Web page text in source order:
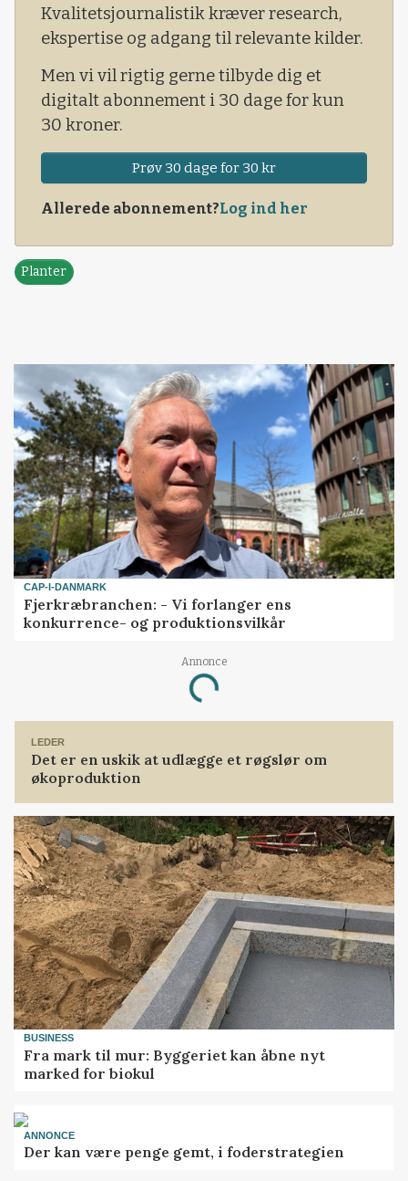
Kvalitetsjournalistik kræver research,
ekspertise og adgang til relevante kilder.
Men vi vil rigtig gerne tilbyde dig et
digitalt abonnement i 30 dage for kun
30 kroner.
Prøv 30 dage for 30 kr
Allerede abonnement?Log ind her
Planter
CAP-I-DANMARK
Fjerkræbranchen: - Vi forlanger ens
konkurrence- og produktionsvilkår
Annonce
Loading...
LEDER
Det er en uskik at udlægge et røgslør om
økoproduktion
BUSINESS
Fra mark til mur: Byggeriet kan åbne nyt
marked for biokul
ANNONCE
Der kan være penge gemt, i foderstrategien